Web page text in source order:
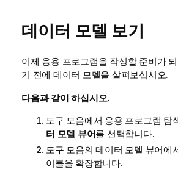
데이터 모델 보기
이제 응용 프로그램을 작성할 준비가
기 전에 데이터 모델을 살펴보십시오.
다음과 같이 하십시오.
도구 모음에서 응용 프로그램 탐
터 모델 뷰어를 선택합니다.
도구 모음의데이터 모델 뷰어에
이블을 확장합니다.